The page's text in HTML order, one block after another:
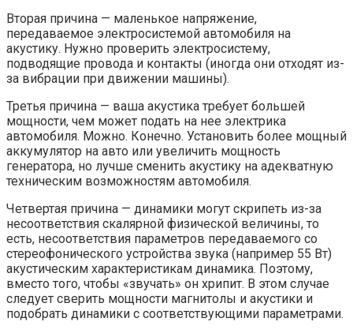
Вторая причина — маленькое напряжение,
передаваемое электросистемой автомобиля на
акустику. Нужно проверить электросистему,
подводящие провода и контакты (иногда они отходят из-
за вибрации при движении машины).
Третья причина — ваша акустика требует большей
мощности, чем может подать на нее электрика
автомобиля. Можно. Конечно. Установить более мощный
аккумулятор на авто или увеличить мощность
генератора, но лучше сменить акустику на адекватную
техническим возможностям автомобиля.
Четвертая причина — динамики могут скрипеть из-за
несоответствия скалярной физической величины, то
есть, несоответствия параметров передаваемого со
стереофонического устройства звука (например 55 Вт)
акустическим характеристикам динамика. Поэтому,
вместо того, чтобы «звучать» он хрипит. В этом случае
следует сверить мощности магнитолы и акустики и
подобрать динамики с соответствующими параметрами.